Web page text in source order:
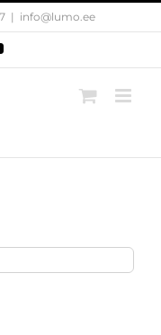
| info@lumo.ee
YouTube